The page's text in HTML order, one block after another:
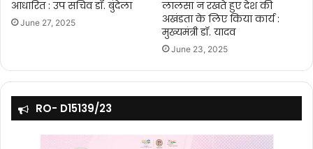
आधारित : उप सचिव डॉ. बुंदेला
June 27, 2025
लालसा न रखते हुए देश की
अखंडता के लिए किया कार्य :
मुख्यमंत्री डॉ. यादव
June 23, 2025
RO- D15139/23